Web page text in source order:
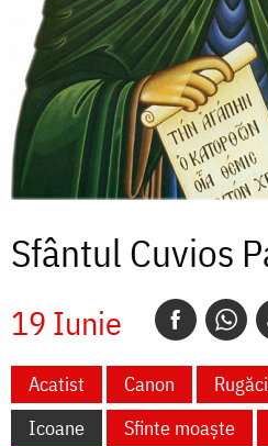
Sfântul Cuvios
19 Iunie
Acatist Canon
Icoane
Sfinte moaște